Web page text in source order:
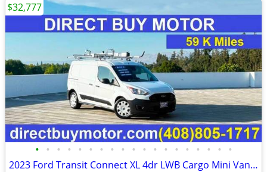
• • • • • • • • • • • • • • • • • • •
2023 Ford Transit Connect XL 4dr LWB Cargo Mini Van w/Rear Doors Carg
$32,777